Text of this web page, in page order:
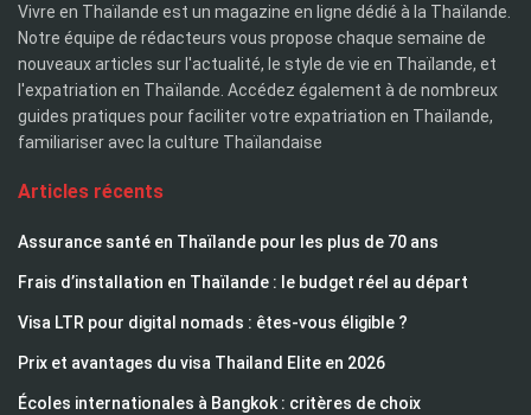
Vivre en Thaïlande est un magazine en ligne dédié à la Thaïlande.
Notre équipe de rédacteurs vous propose chaque semaine de
nouveaux articles sur l'actualité, le style de vie en Thaïlande, et
l'expatriation en Thaïlande. Accédez également à de nombreux
guides pratiques pour faciliter votre expatriation en Thaïlande,
familiariser avec la culture Thaïlandaise
Articles récents
Assurance santé en Thaïlande pour les plus de 70 ans
Frais d’installation en Thaïlande : le budget réel au départ
Visa LTR pour digital nomads : êtes-vous éligible ?
Prix et avantages du visa Thailand Elite en 2026
Écoles internationales à Bangkok : critères de choix